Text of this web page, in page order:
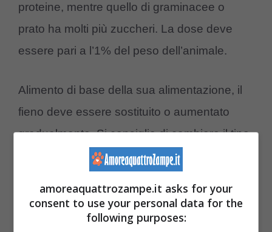
proteine, mentre quello di graminacee o
prato ha molti più zuccheri. La dose deve
essere pari a l’1% del peso dell’animale.
Alimento di base della sua alimentazione, il
fieno deve essere sostituito o aumentato
gradualmente. Si consiglia di cambiare il tipo
di fieno di circa 25% del totale a giorni alterni,
gradualmente il cambiamento fino alla totale
sostituzione di un tipo di fieno con l’altro.
amoreaquattrozampe.it asks for your
consent to use your personal data for the
following purposes: